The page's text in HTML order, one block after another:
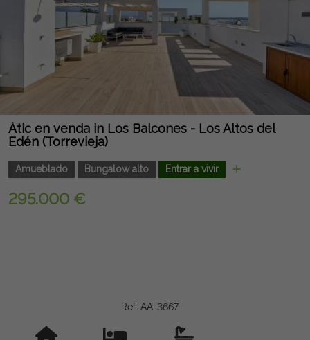
Átic en venda in Los Balcones - Los Altos del
Edén (Torrevieja)
Amueblado Bungalow alto Entrar a vivir
295.000 €
Ref: AA-3667